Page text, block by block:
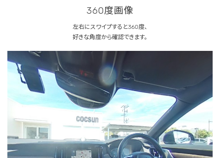
360度画像
左右にスワイプすると360度、
好きな角度から確認できます。